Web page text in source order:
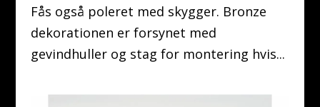
Fås også poleret med skygger. Bronze
dekorationen er forsynet med
gevindhuller og stag for montering hvis...